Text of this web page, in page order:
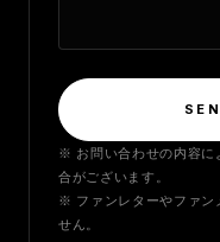
※ お問い合わせの内容に
合がございます。
※ ファンレターやファン
せん。